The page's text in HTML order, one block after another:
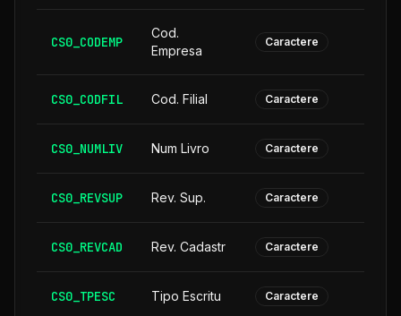
CS0_CODEMP
Cod.
Empresa
Caractere
CS0_CODFIL Cod. Filial Caractere
CS0_NUMLIV Num Livro Caractere
CS0_REVSUP Rev. Sup. Caractere
CS0_REVCAD Rev. Cadastr Caractere
CS0_TPESC Tipo Escritu Caractere